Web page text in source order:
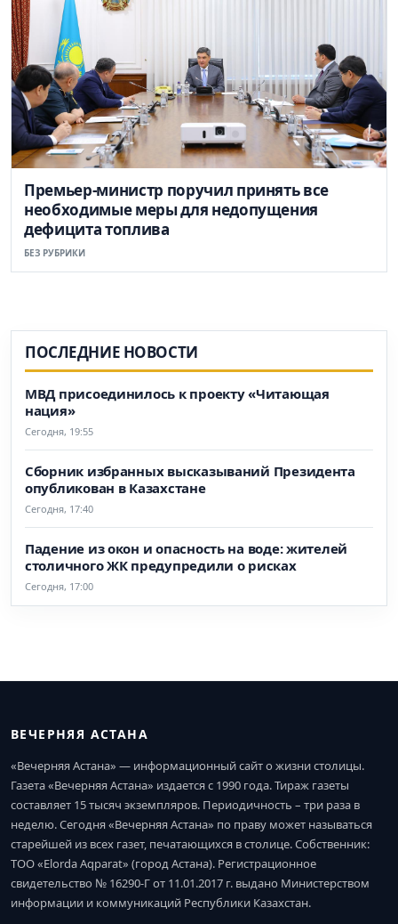
Премьер-министр поручил принять все
необходимые меры для недопущения
дефицита топлива
БЕЗ РУБРИКИ
ПОСЛЕДНИЕ НОВОСТИ
МВД присоединилось к проекту «Читающая
нация»
Сегодня, 19:55
Сборник избранных высказываний Президента
опубликован в Казахстане
Сегодня, 17:40
Падение из окон и опасность на воде: жителей
столичного ЖК предупредили о рисках
Сегодня, 17:00
ВЕЧЕРНЯЯ АСТАНА
«Вечерняя Астана» — информационный сайт о жизни столицы.
Газета «Вечерняя Астана» издается с 1990 года. Тираж газеты
составляет 15 тысяч экземпляров. Периодичность – три раза в
неделю. Сегодня «Вечерняя Астана» по праву может называться
старейшей из всех газет, печатающихся в столице. Собственник:
ТОО «Elorda Aqparat» (город Астана). Регистрационное
свидетельство № 16290-Г от 11.01.2017 г. выдано Министерством
информации и коммуникаций Республики Казахстан.